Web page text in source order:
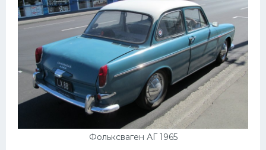
Фольксваген АГ 1965
Лексус
Дэу
Скания
Форд
Черри